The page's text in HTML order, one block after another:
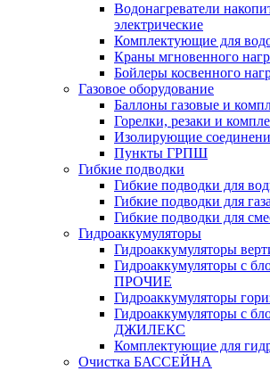
Водонагреватели
электрические
Комплектующие для
Краны мгновенного
Бойлеры косвенного
Газовое оборудование
Баллоны газовые и
Горелки, резаки и
Изолирующие
Пункты ГРПШ
Гибкие подводки
Гибкие подводки для
Гибкие подводки для газа
Гибкие подводки для
Гидроаккумуляторы
Гидроаккумуляторы
Гидроаккумуляторы с
ПРОЧИЕ
Гидроаккумуляторы
Гидроаккумуляторы с
ДЖИЛЕКС
Комплектующие для
Очистка БАССЕЙНА